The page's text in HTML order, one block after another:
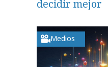
decidir mejor
Medios